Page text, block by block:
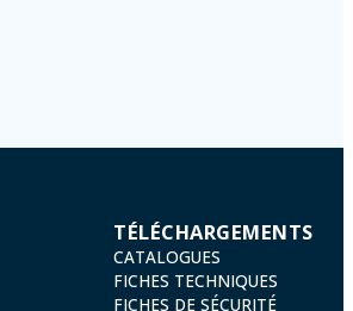
une lettre accompagnée d'une
TÉLÉCHARGEMENTS
CATALOGUES
FICHES TECHNIQUES
FICHES DE SÉCURITÉ